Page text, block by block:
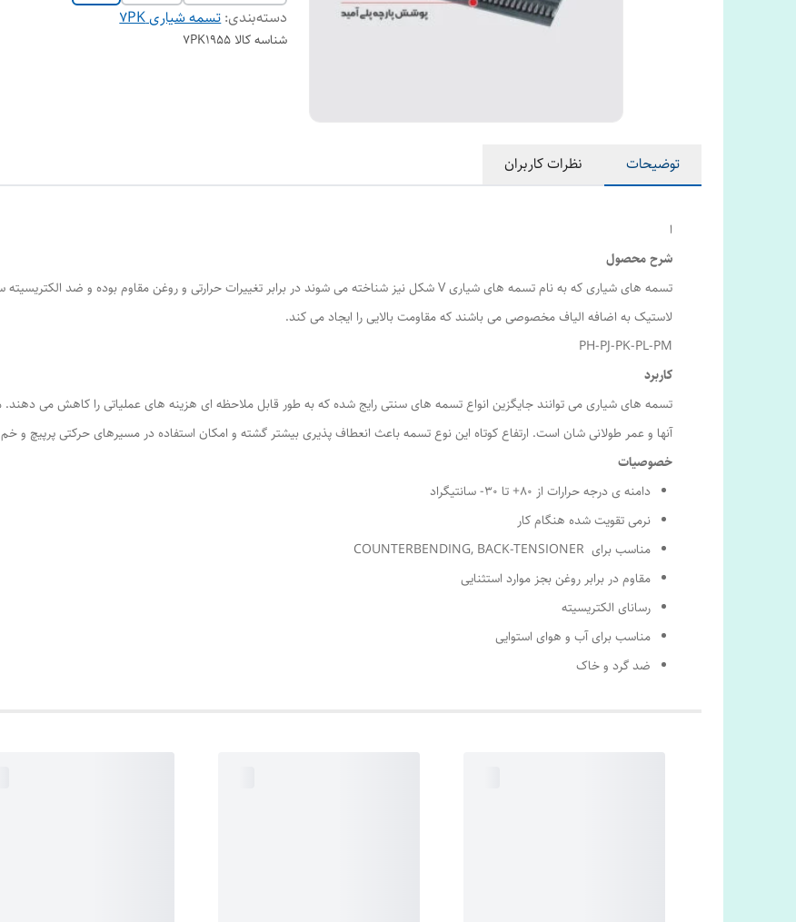
دسته‌بندی:تسمه شیاری 7PK
شناسه کالا 7PK1955
توضیحات نظرات کاربران
ا
شرح محصول
لاستیک به اضافه الیاف مخصوصی می باشند که مقاومت بالایی را ایجاد می کند.
PH-PJ-PK-PL-PM
کاربرد
تسمه های شیاری می توانند جایگزین انواع تسمه های سنتی رایج شده که به طور قابل ملاحظه ای هزینه های عملیاتی را کاهش می
آنها و عمر طولانی شان است. ارتفاع کوتاه این نوع تسمه باعث انعطاف پذیری بیشتر گشته و امکان استفاده در مسیرهای حرکتی پرپیچ و خم
خصوصیات
دامنه ی درجه حرارات از ۸۰+ تا ۳۰- سانتیگراد
نرمی تقویت شده هنگام کار
مناسب برای COUNTERBENDING, BACK-TENSIONER
مقاوم در برابر روغن بجز موارد استثنایی
رسانای الکتریسیته
مناسب برای آب و هوای استوایی
ضد گرد و خاک